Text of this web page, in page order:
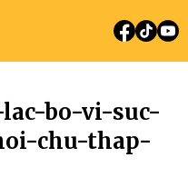
bo-vi-suc-
chu-thap-